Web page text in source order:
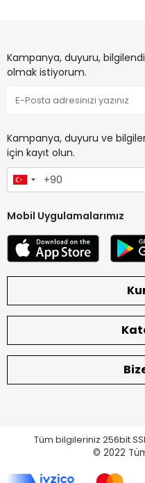
Kampanya, duyuru,
olmak istiyorum.
Kampanya, duyuru ve
için kayıt olun.
Mobil Uygulamalarımız
Tüm bilgileriniz 256bit
© 2022